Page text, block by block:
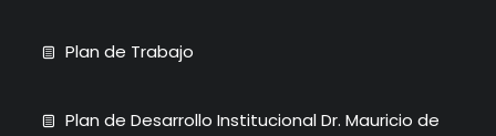
Plan de Trabajo
Plan de Desarrollo Institucional Dr. Mauricio de